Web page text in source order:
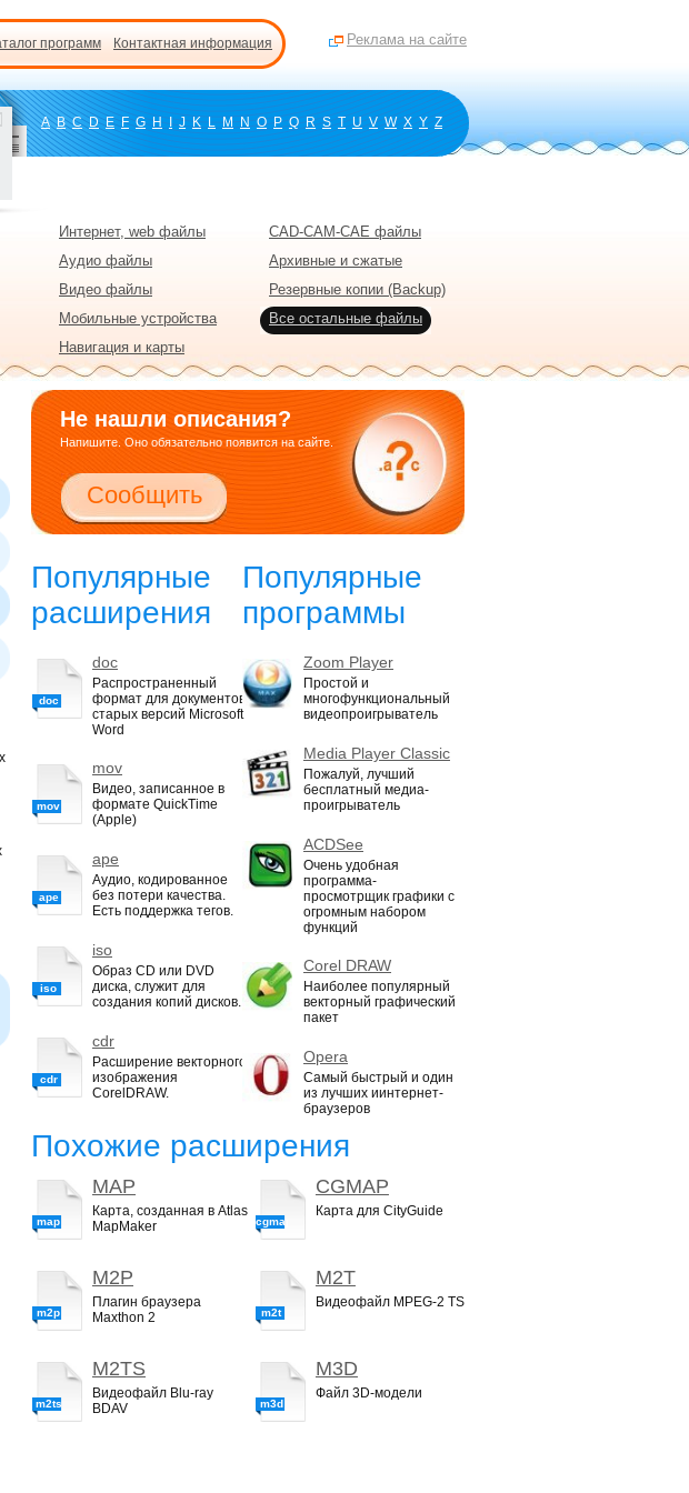
программ Контактная информация Реклама на сайте
A B C D E F G H J K L M N O P Q R S T U V W X Y Z
Не нашли описания?
Напишите. Оно обязательно появится на сайте.
Сообщить
Популярные
расширения
doc
doc
Распространенный
формат для документов
старых версий Microsoft
Word
mov
mov
Видео, записанное в
формате QuickTime
(Apple)
ape
ape
Аудио, кодированное
без потери качества.
Есть поддержка тегов.
iso
iso
Образ CD или DVD
диска, служит для
создания копий дисков.
cdr
cdr
Расширение векторного
изображения
CorelDRAW.
Популярные
программы
Zoom Player
Простой и
многофункциональный
видеопроигрыватель
Media Player Classic
Пожалуй, лучший
бесплатный медиа-
проигрыватель
ACDSee
Очень удобная
программа-
просмотрщик графики с
огромным набором
функций
Corel DRAW
Наиболее популярный
векторный графический
пакет
Opera
Самый быстрый и один
из лучших иинтернет-
браузеров
Похожие расширения
map
MAP
Карта, созданная в Atlas
MapMaker
m2p
M2P
Плагин браузера
Maxthon 2
m2ts
M2TS
Видеофайл Blu-ray
BDAV
cgmap
CGMAP
Карта для CityGuide
m2t
M2T
Видеофайл MPEG-2 TS
m3d
M3D
Файл 3D-модели
Интернет, web файлы
CAD-CAM-CAE файлы
Аудио файлы
Архивные и сжатые
Видео файлы
Резервные копии (Backup)
Мобильные устройства
Все остальные файлы
Навигация и карты